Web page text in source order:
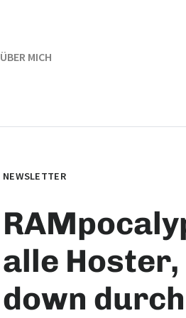
ÜBER MICH
NEWSLETTER
alle
down